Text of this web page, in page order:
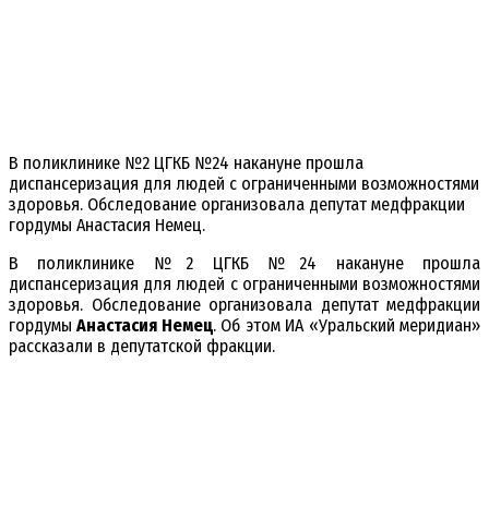
В поликлинике №2 ЦГКБ №24 накануне прошла
диспансеризация для людей с ограниченными возможностями
здоровья. Обследование организовала депутат медфракции
гордумы Анастасия Немец.
В поликлинике №2 ЦГКБ №24 накануне прошла
диспансеризация для людей с ограниченными возможностями
здоровья. Обследование организовала депутат медфракции
гордумыАнастасия Немец. Об этом ИА «Уральский меридиан»
рассказали в депутатской фракции.